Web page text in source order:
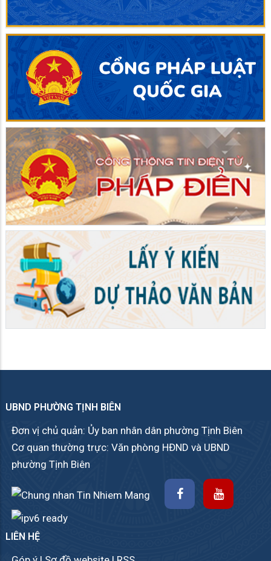
UBND PHƯỜNG TỊNH BIÊN
Đơn vị chủ quản: Ủy ban nhân dân phường Tịnh Biên
Cơ quan thường trực: Văn phòng HĐND và UBND
phường Tịnh Biên
LIÊN HỆ